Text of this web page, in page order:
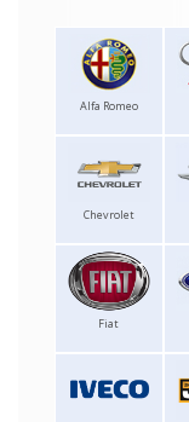
Alfa Romeo
Chevrolet
Fiat